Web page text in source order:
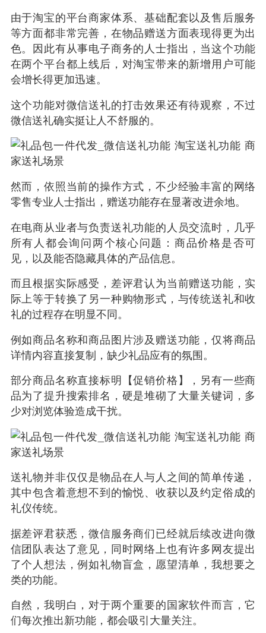
由于淘宝的平台商家体系、基础配套以及售后服务
等方面都非常完善，在物品赠送方面表现得更为出
色。因此有从事电子商务的人士指出，当这个功能
在两个平台都上线后，对淘宝带来的新增用户可能
会增长得更加迅速。
这个功能对微信送礼的打击效果还有待观察，不过
微信送礼确实挺让人不舒服的。
然而，依照当前的操作方式，不少经验丰富的网络
零售专业人士指出，赠送功能存在显著改进余地。
在电商从业者与负责送礼功能的人员交流时，几乎
所有人都会询问两个核心问题：商品价格是否可
见，以及能否隐藏具体的产品信息。
而且根据实际感受，差评君认为当前赠送功能，实
际上等于转换了另一种购物形式，与传统送礼和收
礼的过程存在明显不同。
例如商品名称和商品图片涉及赠送功能，仅将商品
详情内容直接复制，缺少礼品应有的氛围。
部分商品名称直接标明【促销价格】，另有一些商
品为了提升搜索排名，硬是堆砌了大量关键词，多
少对浏览体验造成干扰。
送礼物并非仅仅是物品在人与人之间的简单传递，
其中包含着意想不到的愉悦、收获以及约定俗成的
礼仪传统。
据差评君获悉，微信服务商们已经就后续改进向微
信团队表达了意见，同时网络上也有许多网友提出
了个人想法，例如礼物盲盒，愿望清单，我想要之
类的功能。
自然，我明白，对于两个重要的国家软件而言，它
们每次推出新功能，都会吸引大量关注。